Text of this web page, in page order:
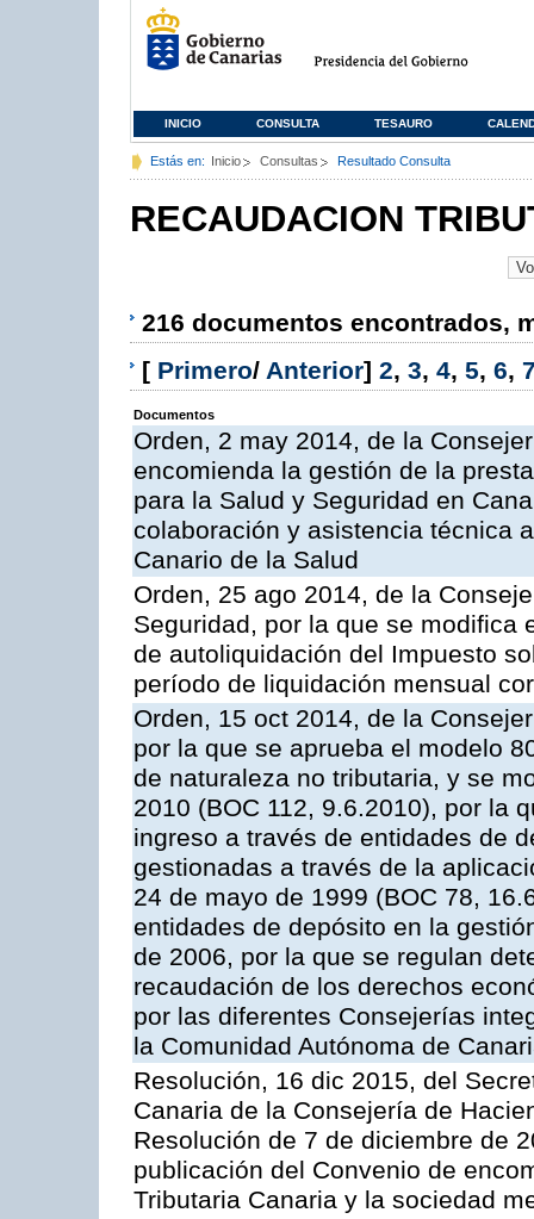
INICIO CONSULTA TESAURO
Estás en: Inicio Consultas Resultado Consulta
RECAUDACION
216 documentos encontrados,
[ Primero/ Anterior] 2, 3, 4, 5, 6,
Documentos
Orden, 2 may 2014, de la
encomienda la gestión de la
para la Salud y Seguridad en
colaboración y asistencia técnica
Canario de la Salud
Orden, 25 ago 2014, de la
Seguridad, por la que se modifica
de autoliquidación del Impuesto
período de liquidación mensual
Orden, 15 oct 2014, de la
por la que se aprueba el modelo
de naturaleza no tributaria, y se
2010 (BOC 112, 9.6.2010), por la
ingreso a través de entidades de
gestionadas a través de la
24 de mayo de 1999 (BOC 78,
entidades de depósito en la
de 2006, por la que se regulan
recaudación de los derechos
por las diferentes Consejerías
la Comunidad Autónoma de
Resolución, 16 dic 2015, del
Canaria de la Consejería de
Resolución de 7 de diciembre de
publicación del Convenio de
Tributaria Canaria y la sociedad